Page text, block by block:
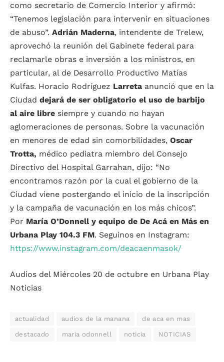
como secretario de Comercio Interior y afirmó:
“Tenemos legislación para intervenir en situaciones
de abuso”. Adrián Maderna, intendente de Trelew,
aprovechó la reunión del Gabinete federal para
reclamarle obras e inversión a los ministros, en
particular, al de Desarrollo Productivo Matías
Kulfas. Horacio Rodríguez Larreta anunció que en la
Ciudad dejará de ser obligatorio el uso de barbijo
al aire libre siempre y cuando no hayan
aglomeraciones de personas. Sobre la vacunación
en menores de edad sin comorbilidades, Oscar
Trotta, médico pediatra miembro del Consejo
Directivo del Hospital Garrahan, dijo: “No
encontramos razón por la cual el gobierno de la
Ciudad viene postergando el inicio de la inscripción
y la campaña de vacunación en los más chicos”.
Por María O’Donnell y equipo de De Acá en Más en
Urbana Play 104.3 FM. Seguinos en Instagram:
https://www.instagram.com/deacaenmasok/
Audios del Miércoles 20 de octubre en Urbana Play
Noticias
actualidad audios de la manana de aca en mas
destacado maria odonnell noticia NOTICIAS